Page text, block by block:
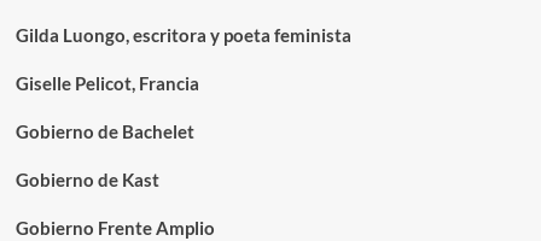
Gilda Luongo, escritora y poeta feminista
Giselle Pelicot, Francia
Gobierno de Bachelet
Gobierno de Kast
Gobierno Frente Amplio